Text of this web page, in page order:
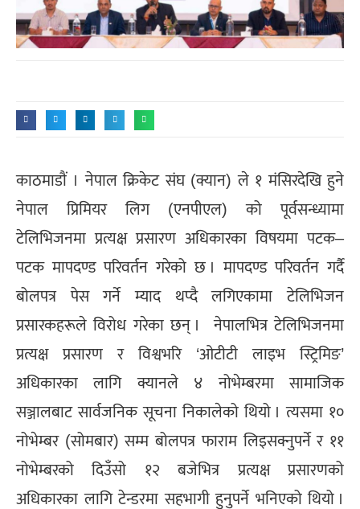
काठमाडाैं । नेपाल क्रिकेट संघ (क्यान) ले १ मंसिरदेखि हुने
नेपाल प्रिमियर लिग (एनपीएल) को पूर्वसन्ध्यामा
टेलिभिजनमा प्रत्यक्ष प्रसारण अधिकारका विषयमा पटक–
पटक मापदण्ड परिवर्तन गरेको छ । मापदण्ड परिवर्तन गर्दै
बोलपत्र पेस गर्ने म्याद थप्दै लगिएकामा टेलिभिजन
प्रसारकहरूले विरोध गरेका छन् । नेपालभित्र टेलिभिजनमा
प्रत्यक्ष प्रसारण र विश्वभरि ‘ओटीटी लाइभ स्ट्रिमिङ’
अधिकारका लागि क्यानले ४ नोभेम्बरमा सामाजिक
सञ्जालबाट सार्वजनिक सूचना निकालेको थियो । त्यसमा १०
नोभेम्बर (सोमबार) सम्म बोलपत्र फाराम लिइसक्नुपर्ने र ११
नोभेम्बरको दिउँसो १२ बजेभित्र प्रत्यक्ष प्रसारणको
अधिकारका लागि टेन्डरमा सहभागी हुनुपर्ने भनिएको थियो ।